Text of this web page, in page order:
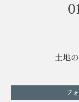
土地
フ